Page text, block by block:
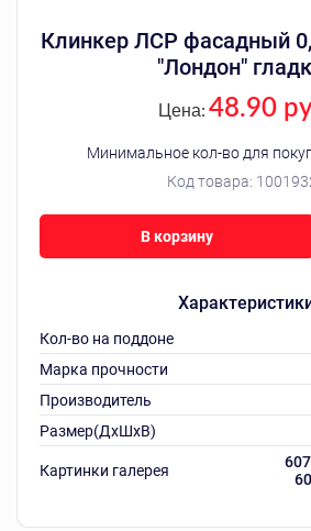
Клинкер ЛСР фасадный
"Лондон"
Код товара:
Цена: 48.90
Минимальное кол-во для
Кол-во на поддоне
Марка прочности
Производитель
Размер(ДхШхВ)
Картинки галерея
В корзину